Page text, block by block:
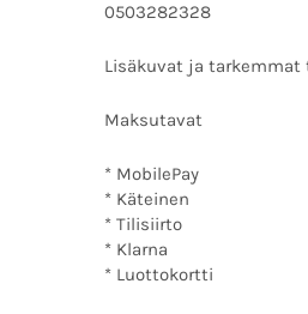
0503282328
Lisäkuvat ja tarkemmat
Maksutavat
* MobilePay
* Käteinen
* Tilisiirto
* Klarna
* Luottokortti